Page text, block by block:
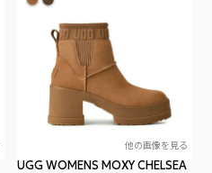
他の画像を見る
UGG WOMENS MOXY CHELSEA